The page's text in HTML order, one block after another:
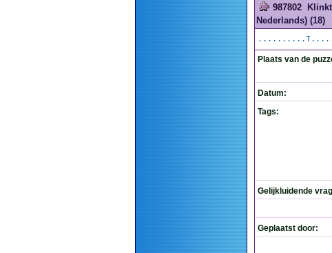
987802
Nederlands) (18)
Plaats van de
Datum:
Tags:
Gelijkluidende
Geplaatst door: